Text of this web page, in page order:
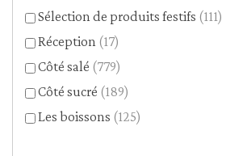
Sélection de produits festifs (111)
Réception (17)
Côté salé (779)
Côté sucré (189)
Les boissons (125)